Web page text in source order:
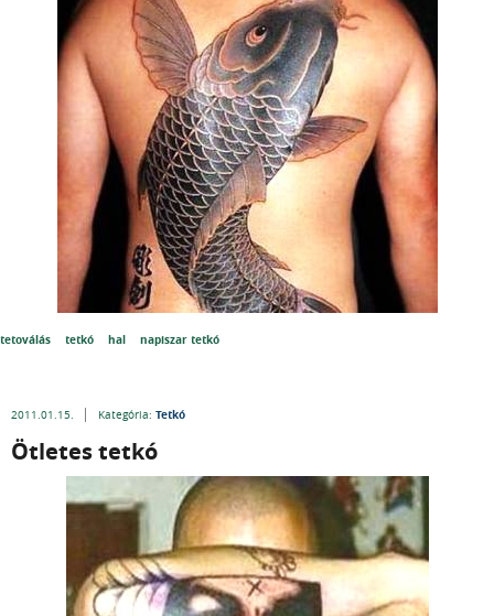
tetoválás tetkó hal napiszar tetkó
2011.01.15. Kategória: Tetkó
Ötletes tetkó